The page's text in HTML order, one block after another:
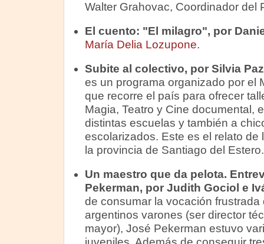
Walter Grahovac, Coordinador del
El cuento: "El milagro", por
María Delia Lozupone.
Subite al colectivo, por Silvia
es un programa organizado por el
que recorre el país para ofrecer
Magia, Teatro y Cine documental,
distintas escuelas y también a
escolarizados. Este es el relato de
la provincia de Santiago del
Un maestro que da pelota.
Pekerman, por Judith Gociol e
de consumar la vocación frustrada
argentinos varones (ser director
mayor), José Pekerman estuvo